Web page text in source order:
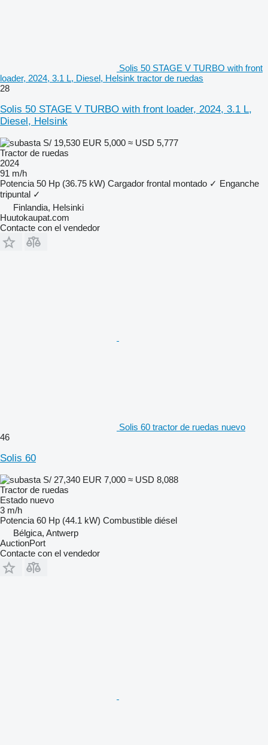
Solis 50 STAGE V TURBO with front
loader, 2024, 3.1 L, Diesel, Helsink tractor de ruedas
28
Solis 50 STAGE V TURBO with front loader, 2024, 3.1 L,
Diesel, Helsink
S/ 19,530 EUR 5,000 ≈ USD 5,777
Tractor de ruedas
2024
91 m/h
Potencia 50 Hp (36.75 kW) Cargador frontal montado ✓ Enganche
tripuntal ✓
Finlandia, Helsinki
Huutokaupat.com
Contacte con el vendedor
Solis 60 tractor de ruedas nuevo
46
Solis 60
S/ 27,340 EUR 7,000 ≈ USD 8,088
Tractor de ruedas
Estado nuevo
3 m/h
Potencia 60 Hp (44.1 kW) Combustible diésel
Bélgica, Antwerp
AuctionPort
Contacte con el vendedor